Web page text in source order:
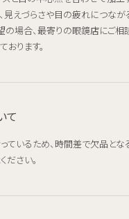
見えづらさや目の疲れにつなが
の場合、最寄りの眼鏡店にご相
ります。
て
ているため、時間差で欠品とな
ださい。